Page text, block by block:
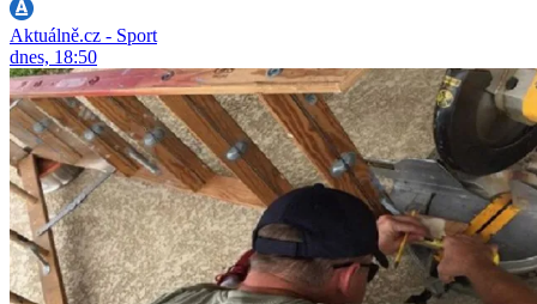
Aktuálně.cz - Sport
dnes, 18:50